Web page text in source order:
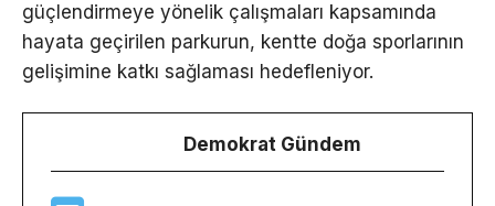
güçlendirmeye yönelik çalışmaları kapsamında
hayata geçirilen parkurun, kentte doğa sporlarının
gelişimine katkı sağlaması hedefleniyor.
Demokrat Gündem